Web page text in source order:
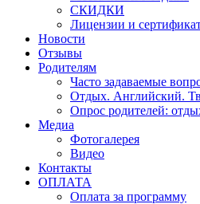
СКИДКИ
Лицензии и
Новости
Отзывы
Родителям
Часто задаваемые
Отдых. Английский.
Опрос родителей:
Медиа
Фотогалерея
Видео
Контакты
ОПЛАТА
Оплата за программу